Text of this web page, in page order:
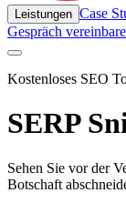
Leistungen Case
Gespräch
Kostenloses SEO
SERP
Sehen Sie vor der
Botschaft